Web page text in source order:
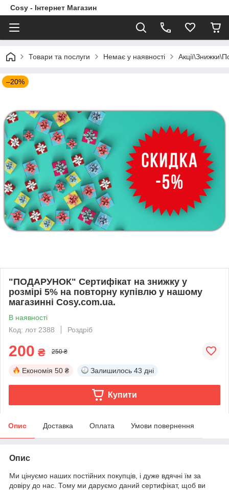
Cosy - Інтернет Магазин
Товари та послуги Немає у наявності
–20%
"ПОДАРУНОК" Сертифікат на знижку у
розмірі 5% на повторну купівлю у нашому
магазинні Cosy.com.ua.
В наявності
Код: лот 2388
Роздріб
200 ₴ 250 ₴
Економія 50 ₴ Залишилось 43 дні
Купити
Опис Доставка Оплата Умови повернення
Опис
Ми цінуємо наших постійних покупців, і дуже вдячні їм за
довіру до нас. Тому ми даруємо даний сертифікат, щоб ви